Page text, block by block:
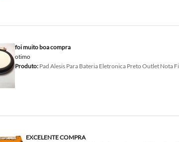
foi muito boa compra
otimo
Produto:Pad Alesis Para Bateria Eletronica Preto Outlet Nota
EXCELENTE COMPRA